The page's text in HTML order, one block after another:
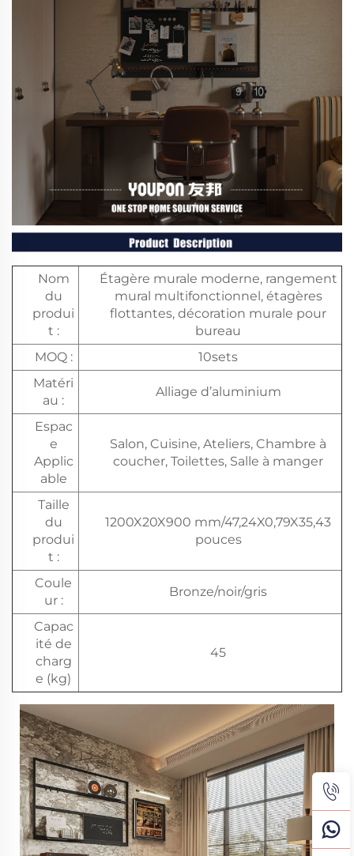
Nom
du
produi
t :
Étagère murale moderne, rangement
mural multifonctionnel, étagères
flottantes, décoration murale pour
bureau
MOQ :
10sets
Matéri
au :
Alliage d’aluminium
Espac
e
Applic
able
Salon, Cuisine, Ateliers, Chambre à
coucher, Toilettes, Salle à manger
Taille
du
produi
t :
1200X20X900 mm/47,24X0,79X35,43
pouces
Coule
ur :
Bronze/noir/gris
Capac
ité de
charg
e (kg)
45